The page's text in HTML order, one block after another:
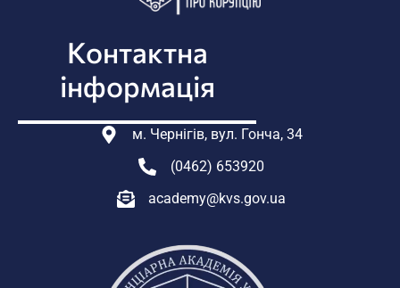
Контактна
інформація
м. Чернігів, вул. Гонча, 34
(0462) 653920
academy@kvs.gov.ua